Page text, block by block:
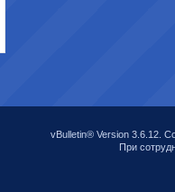
vBulletin® Version 3.6.12.
При